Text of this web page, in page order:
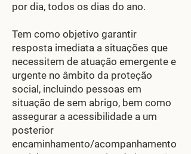
por dia, todos os dias do ano.
Tem como objetivo garantir
resposta imediata a situações que
necessitem de atuação emergente e
urgente no âmbito da proteção
social, incluindo pessoas em
situação de sem abrigo, bem como
assegurar a acessibilidade a um
posterior
encaminhamento/acompanhamento